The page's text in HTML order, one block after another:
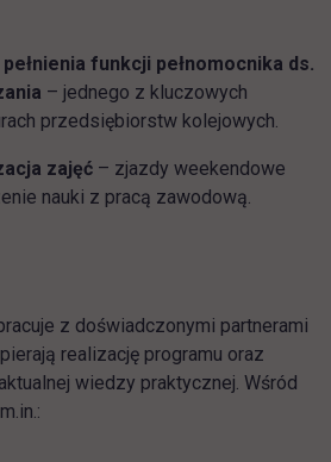
funkcji pełnomocnika ds.
– jednego z kluczowych
przedsiębiorstw kolejowych.
zajęć – zjazdy weekendowe
nauki z pracą zawodową.
z doświadczonymi partnerami
realizację programu oraz
wiedzy praktycznej. Wśród